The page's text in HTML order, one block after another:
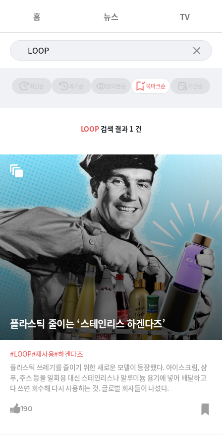
홈 뉴스 TV
북마크순
LOOP검색 결과 1 건
플라스틱 줄이는 ‘스테인리스 하겐다즈’
#LOOP#재사용#하겐다즈
플라스틱 쓰레기를 줄이기 위한 새로운 모델이 등장했다. 아이스크림, 샴
푸, 주스 등을 일회용 대신 스테인리스나 알루미늄 용기에 넣어 배달하고
다 쓰면 회수해 다시 사용하는 것. 글로벌 회사들이 나섰다.
190